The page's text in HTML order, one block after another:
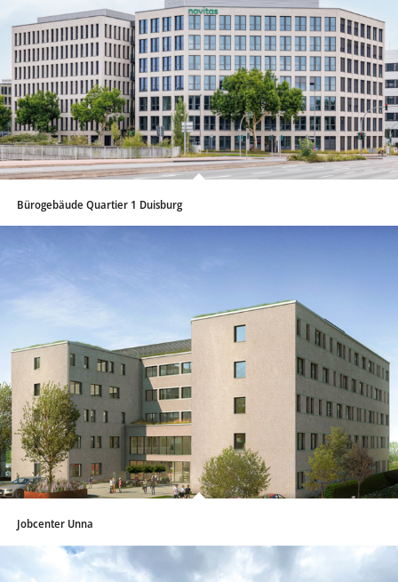
Bürogebäude Quartier 1 Duisburg
Jobcenter Unna